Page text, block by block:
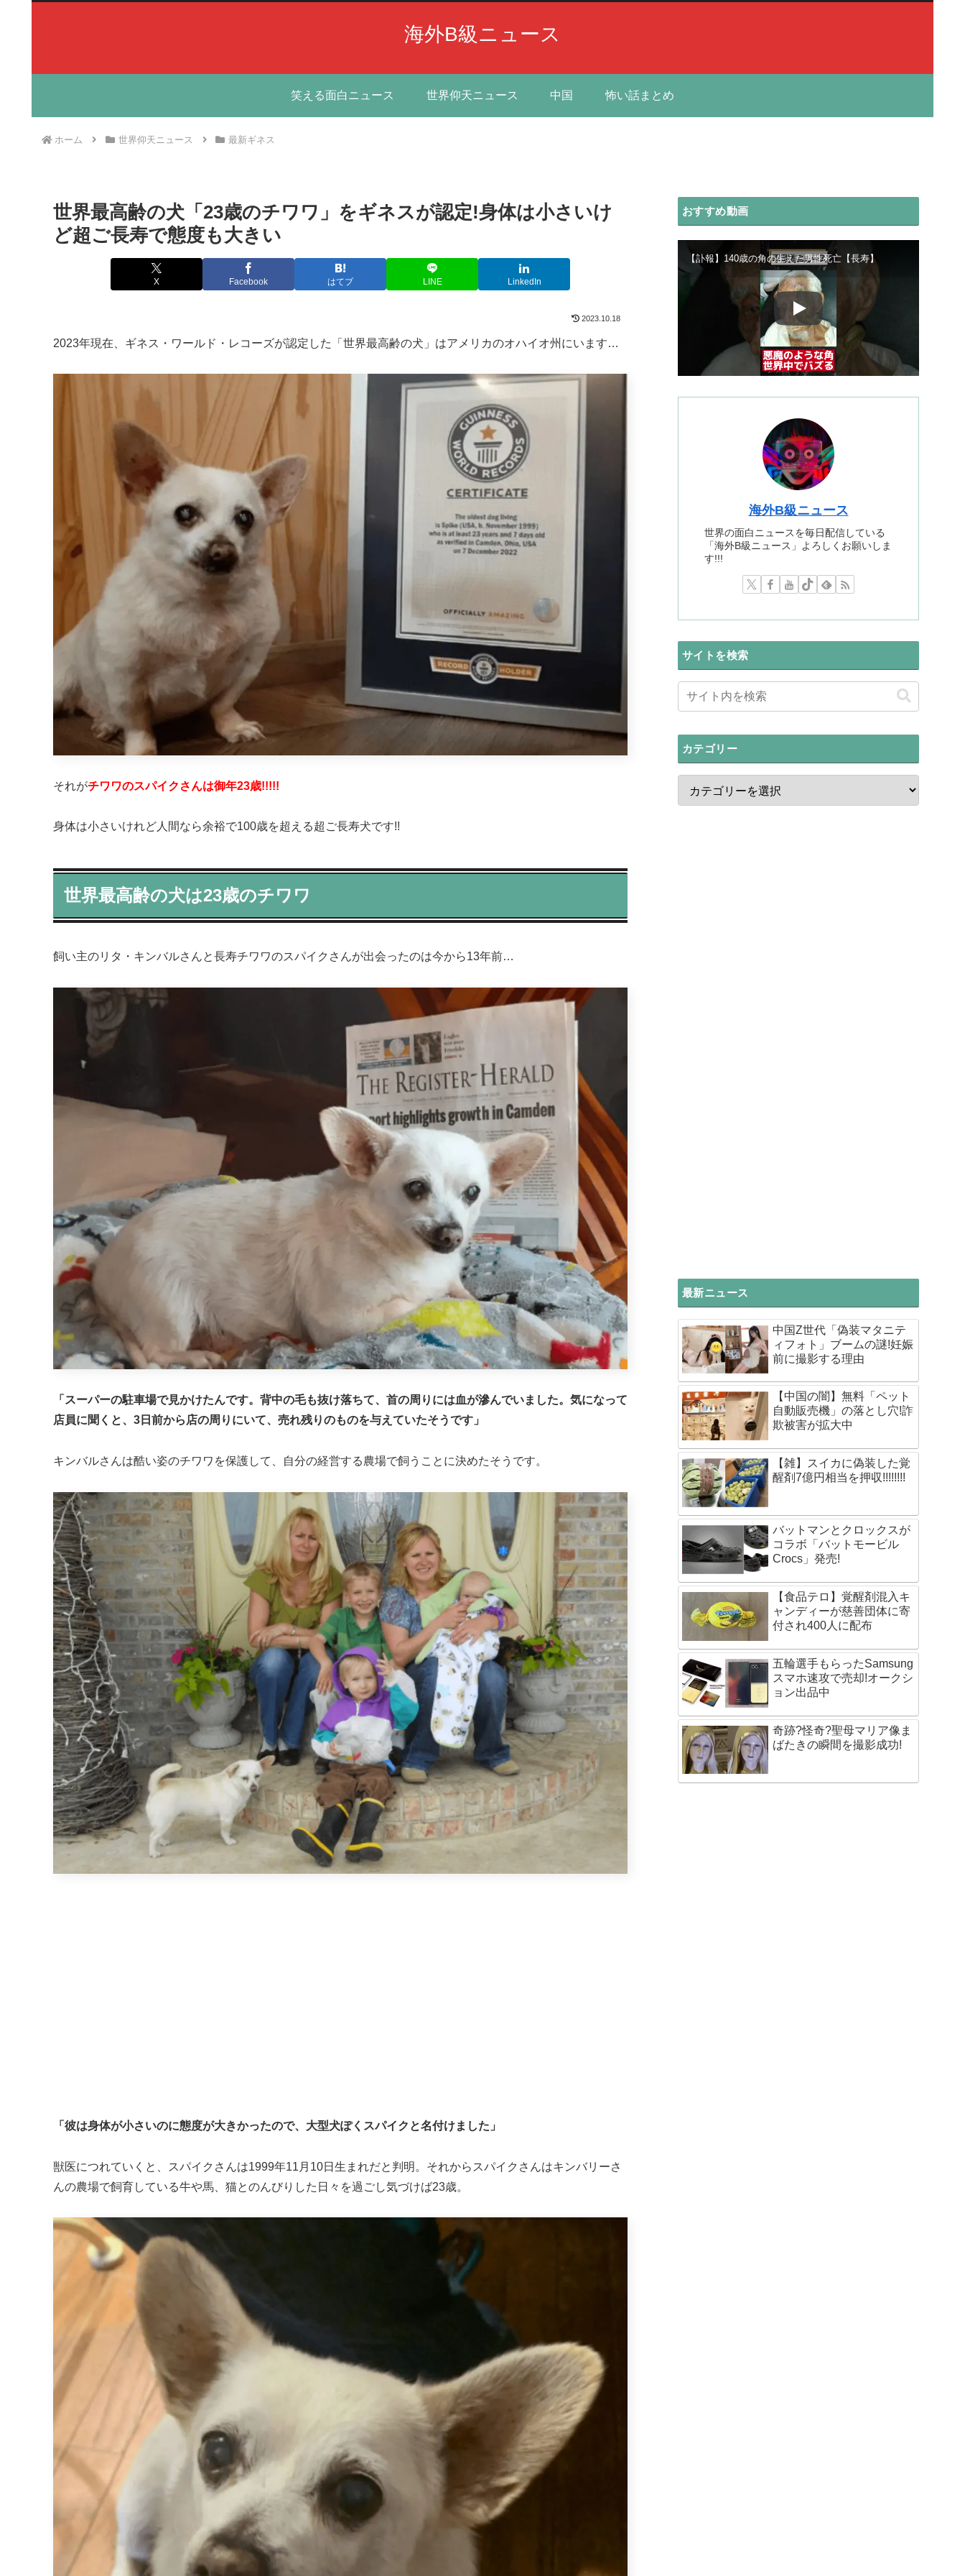
海外B級ニュース
笑える面白ニュース 世界仰天ニュース 中国 怖い話まとめ
ホーム 世界仰天ニュース 最新ギネス
世界最高齢の犬「23歳のチワワ」をギネスが認定!身体は小さいけ
ど超ご長寿で態度も大きい
X Facebook はてブ LINE LinkedIn
2023.10.18
2023年現在、ギネス・ワールド・レコーズが認定した「世界最高齢の犬」はアメリカのオハイオ州にいます…
それがチワワのスパイクさんは御年23歳!!!!!
身体は小さいけれど人間なら余裕で100歳を超える超ご長寿犬です!!
世界最高齢の犬は23歳のチワワ
飼い主のリタ・キンバルさんと長寿チワワのスパイクさんが出会ったのは今から13年前…
「スーパーの駐車場で見かけたんです。背中の毛も抜け落ちて、首の周りには血が滲んでいました。気になって
店員に聞くと、3日前から店の周りにいて、売れ残りのものを与えていたそうです」
キンバルさんは酷い姿のチワワを保護して、自分の経営する農場で飼うことに決めたそうです。
「彼は身体が小さいのに態度が大きかったので、大型犬ぽくスパイクと名付けました」
獣医につれていくと、スパイクさんは1999年11月10日生まれだと判明。それからスパイクさんはキンバリーさ
んの農場で飼育している牛や馬、猫とのんびりした日々を過ごし気づけば23歳。
おすすめ動画
【訃報】140歳の角の生えた男性死亡【長寿】
海外B級ニュース
世界の面白ニュースを毎日配信している
「海外B級ニュース」よろしくお願いしま
す!!!
サイトを検索
カテゴリー
最新ニュース
中国Z世代「偽装マタニテ
ィフォト」ブームの謎!妊娠
前に撮影する理由
【中国の闇】無料「ペット
自動販売機」の落とし穴!詐
欺被害が拡大中
【雑】スイカに偽装した覚
醒剤7億円相当を押収!!!!!!!!
バットマンとクロックスが
コラボ「バットモービル
Crocs」発売!
【食品テロ】覚醒剤混入キ
ャンディーが慈善団体に寄
付され400人に配布
五輪選手もらったSamsung
スマホ速攻で売却!オークシ
ョン出品中
奇跡?怪奇?聖母マリア像ま
ばたきの瞬間を撮影成功!